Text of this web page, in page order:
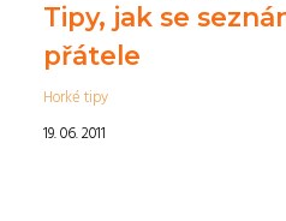
Tipy, jak se
přátele
Horké tipy
19. 06. 2011